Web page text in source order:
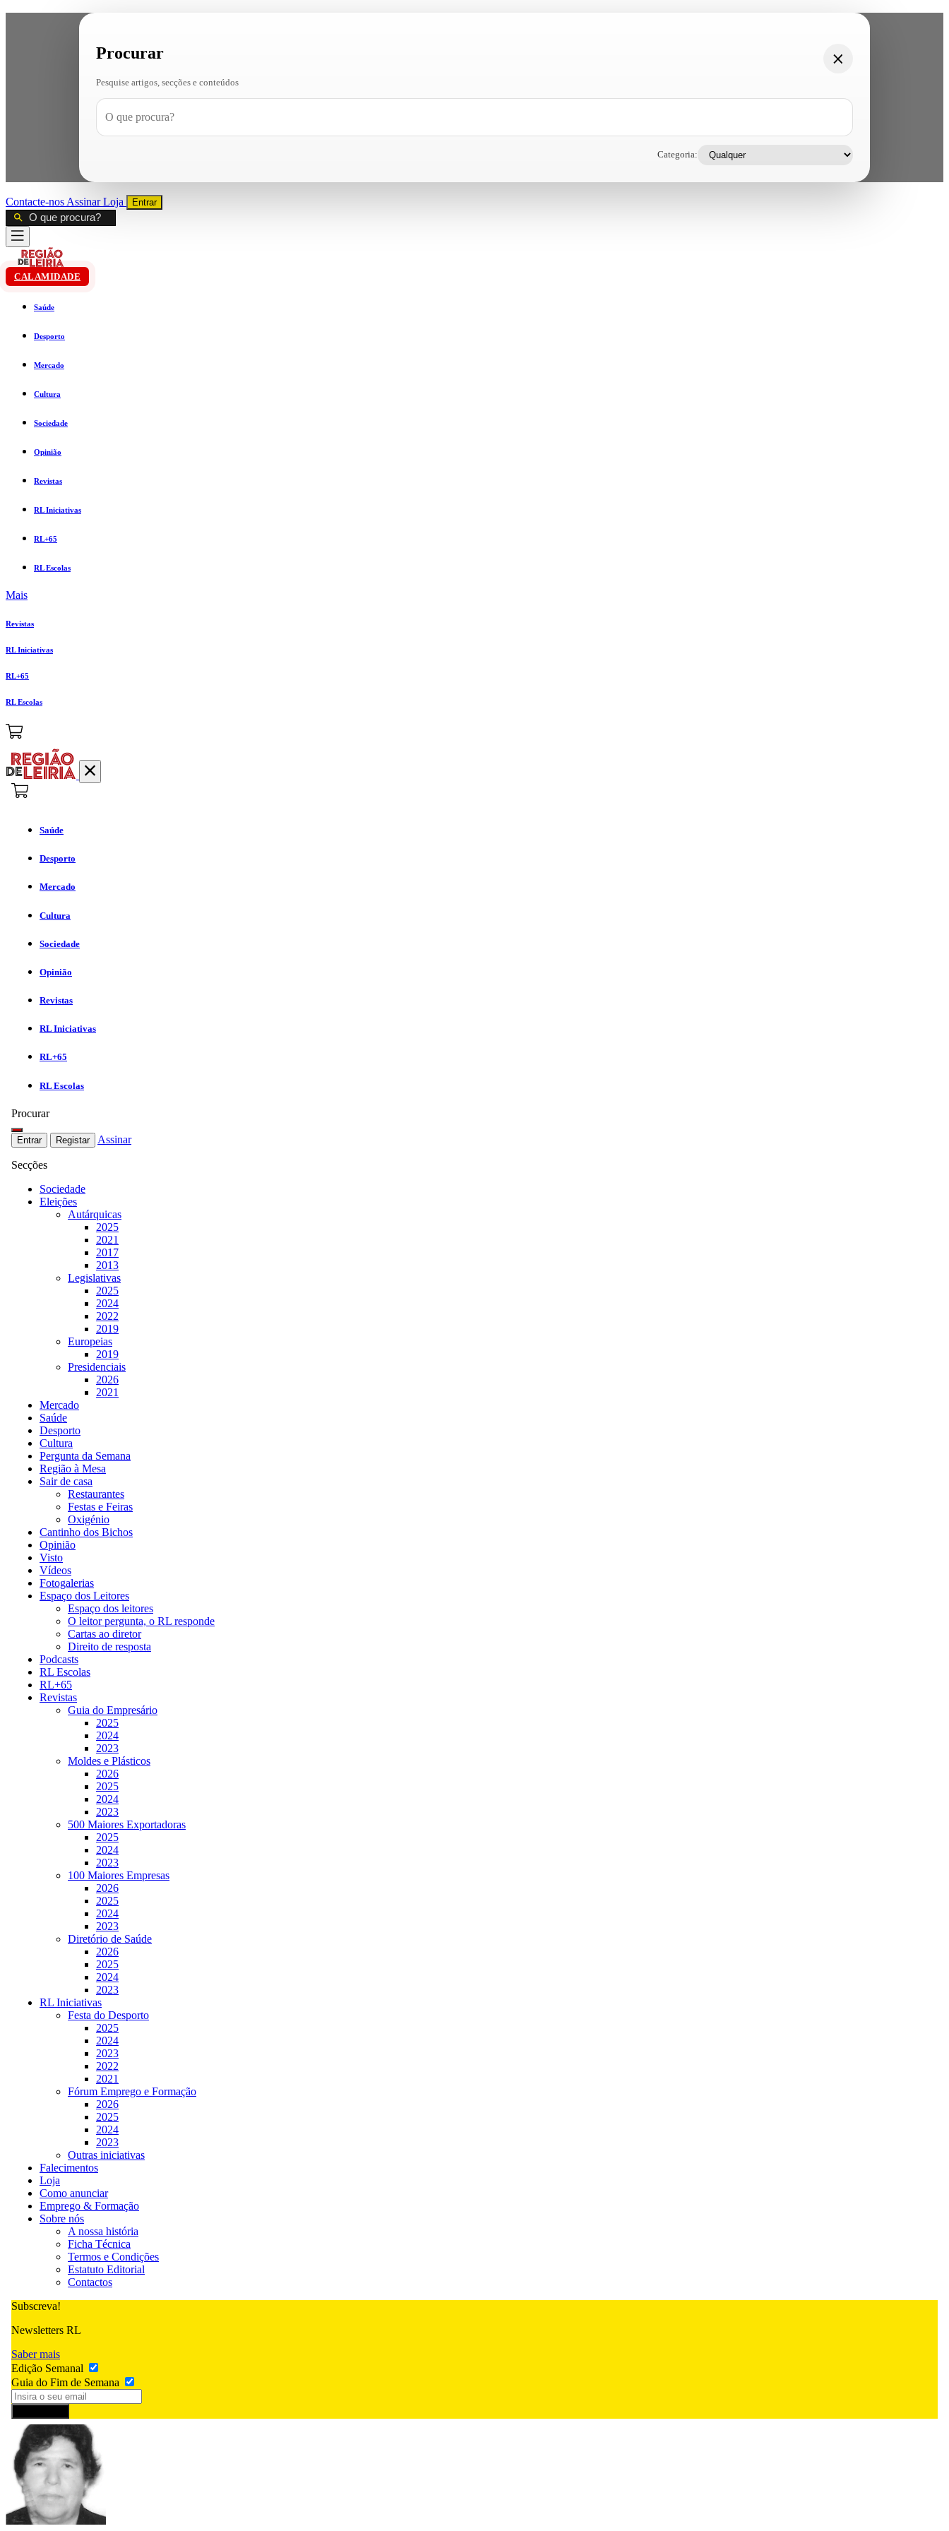
Procurar
Pesquise artigos, secções e conteúdos
Categoria:
Contacte-nos AssinarLoja Entrar
CALAMIDADE
Saúde
Desporto
Mercado
Cultura
Sociedade
Opinião
Revistas
RL Iniciativas
RL+65
RL Escolas
Mais
Revistas
RL Iniciativas
RL+65
RL Escolas
Saúde
Desporto
Mercado
Cultura
Sociedade
Opinião
Revistas
RL Iniciativas
RL+65
RL Escolas
Procurar
Entrar Registar Assinar
Secções
Sociedade
Eleições
Autárquicas
2025
2021
2017
2013
Legislativas
2025
2024
2022
2019
Europeias
2019
Presidenciais
2026
2021
Mercado
Saúde
Desporto
Cultura
Pergunta da Semana
Região à Mesa
Sair de casa
Restaurantes
Festas e Feiras
Oxigénio
Cantinho dos Bichos
Opinião
Visto
Vídeos
Fotogalerias
Espaço dos Leitores
Espaço dos leitores
O leitor pergunta, o RL responde
Cartas ao diretor
Direito de resposta
Podcasts
RL Escolas
RL+65
Revistas
Guia do Empresário
2025
2024
2023
Moldes e Plásticos
2026
2025
2024
2023
500 Maiores Exportadoras
2025
2024
2023
100 Maiores Empresas
2026
2025
2024
2023
Diretório de Saúde
2026
2025
2024
2023
RL Iniciativas
Festa do Desporto
2025
2024
2023
2022
2021
Fórum Emprego e Formação
2026
2025
2024
2023
Outras iniciativas
Falecimentos
Loja
Como anunciar
Emprego & Formação
Sobre nós
A nossa história
Ficha Técnica
Termos e Condições
Estatuto Editorial
Contactos
Subscreva!
Newsletters RL
Saber mais
Edição Semanal
Guia do Fim de Semana